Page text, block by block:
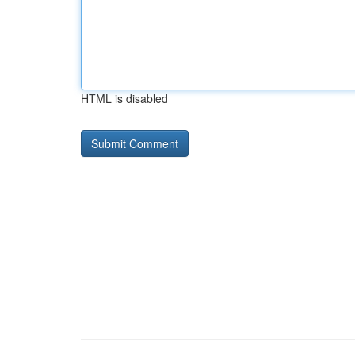
HTML is disabled